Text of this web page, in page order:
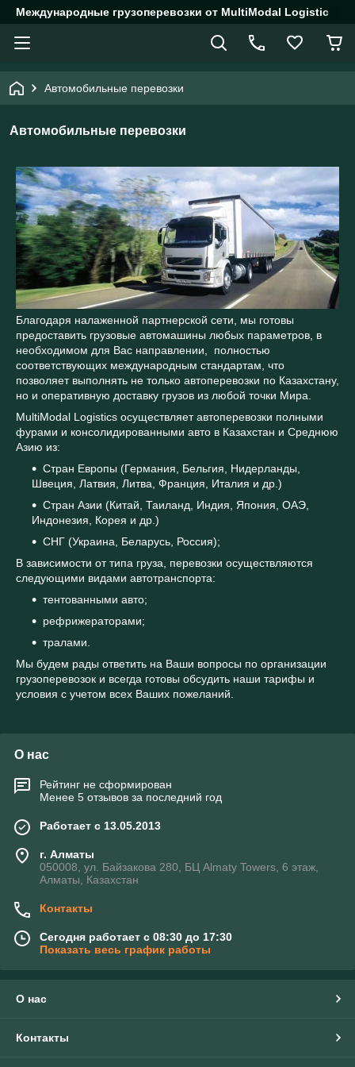
Международные грузоперевозки от MultiModal Logistic
Автомобильные перевозки
Автомобильные перевозки
Благодаря налаженной партнерской сети, мы готовы
предоставить грузовые автомашины любых параметров, в
необходимом для Вас направлении, полностью
соответствующих международным стандартам, что
позволяет выполнять не только автоперевозки по Казахстану,
но и оперативную доставку грузов из любой точки Мира.
MultiModal Logistics осуществляет автоперевозки полными
фурами и консолидированными авто в Казахстан и Среднюю
Азию из:
Стран Европы (Германия, Бельгия, Нидерланды,
Швеция, Латвия, Литва, Франция, Италия и др.)
Стран Азии (Китай, Таиланд, Индия, Япония, ОАЭ,
Индонезия, Корея и др.)
СНГ (Украина, Беларусь, Россия);
В зависимости от типа груза, перевозки осуществляются
следующими видами автотранспорта:
тентованными авто;
рефрижераторами;
тралами.
Мы будем рады ответить на Ваши вопросы по организации
грузоперевозок и всегда готовы обсудить наши тарифы и
условия с учетом всех Ваших пожеланий.
О нас
Рейтинг не сформирован
Менее 5 отзывов за последний год
Работает с 13.05.2013
г. Алматы
050008, ул. Байзакова 280, БЦ Almaty Towers, 6 этаж,
Алматы, Казахстан
Контакты
Сегодня работает с 08:30 до 17:30
Показать весь график работы
О нас
Контакты